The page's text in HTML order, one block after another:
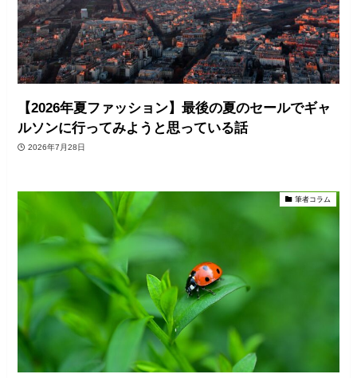
【2026年夏ファッション】最後の夏のセールでギャ
ルソンに行ってみようと思っている話
2026年7月28日
筆者コラム